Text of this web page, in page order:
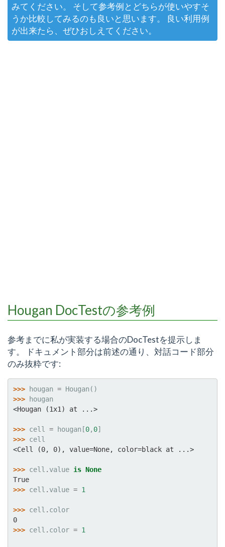
みてください。 そして参考例とどちらが使いやすそ
うか比較してみるのも良いと思います。 良い利用例
が出来たら、ぜひおしえてください。
Hougan DocTestの参考例
参考までに私が実装する場合のDocTestを提示しま
す。 ドキュメント部分は前述の通り、対話コード部分
のみ抜粋です:
>>> hougan = Hougan ()
>>> hougan
<Hougan (1x1) at ...>
>>> cell = hougan [0, 0]
>>> cell
<Cell (0, 0), value=None, color=black at ...>
>>> cell . value is None
True
>>> cell . value = 1
>>> cell . color
0
>>> cell . color = 1